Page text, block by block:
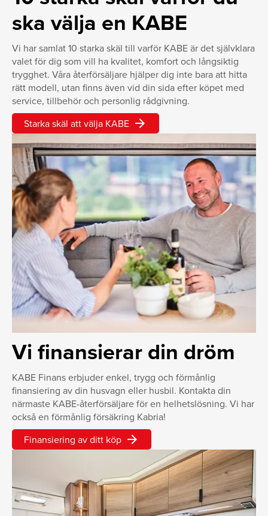
ska välja en KABE
Vi har samlat 10 starka skäl till varför KABE är det självklara
valet för dig som vill ha kvalitet, komfort och långsiktig
trygghet. Våra återförsäljare hjälper dig inte bara att hitta
rätt modell, utan finns även vid din sida efter köpet med
service, tillbehör och personlig rådgivning.
Starka skäl att välja KABE arrow_forward
Vi finansierar din dröm
KABE Finans erbjuder enkel, trygg och förmånlig
finansiering av din husvagn eller husbil. Kontakta din
närmaste KABE-återförsäljare för en helhetslösning. Vi har
också en förmånlig försäkring Kabria!
Finansiering av ditt köp arrow_forward